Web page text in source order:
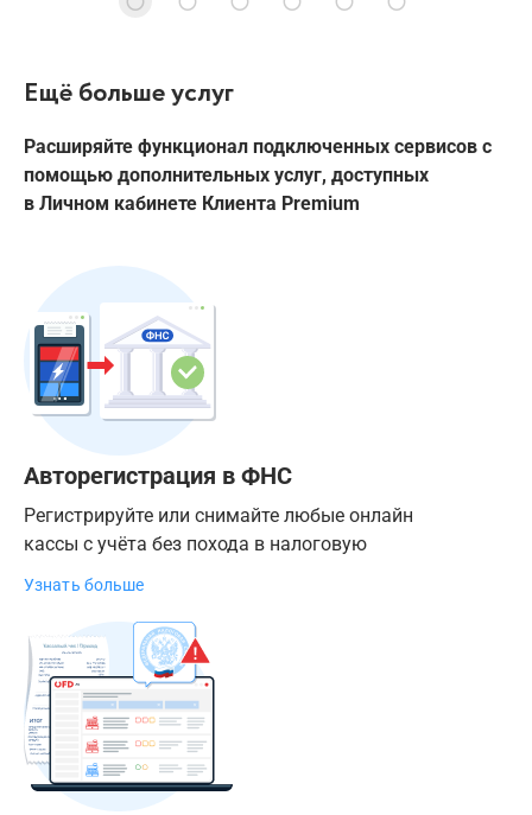
Ещё больше услуг
Расширяйте функционал подключенных сервисов с
помощью дополнительных услуг, доступных
в Личном кабинете Клиента Premium
Авторегистрация в ФНС
Регистрируйте или снимайте любые онлайн
кассы с учёта без похода в налоговую
Узнать больше